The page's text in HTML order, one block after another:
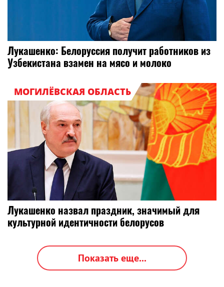
Лукашенко: Белоруссия получит работников из
Узбекистана взамен на мясо и молоко
МОГИЛЁВСКАЯ ОБЛАСТЬ
Лукашенко назвал праздник, значимый для
культурной идентичности белорусов
Показать еще...